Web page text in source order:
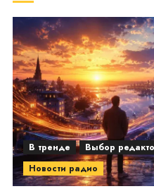
В тренде
Выбор
Новости радио